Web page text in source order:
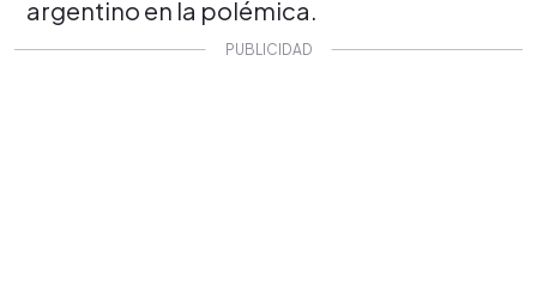
argentino en la polémica.